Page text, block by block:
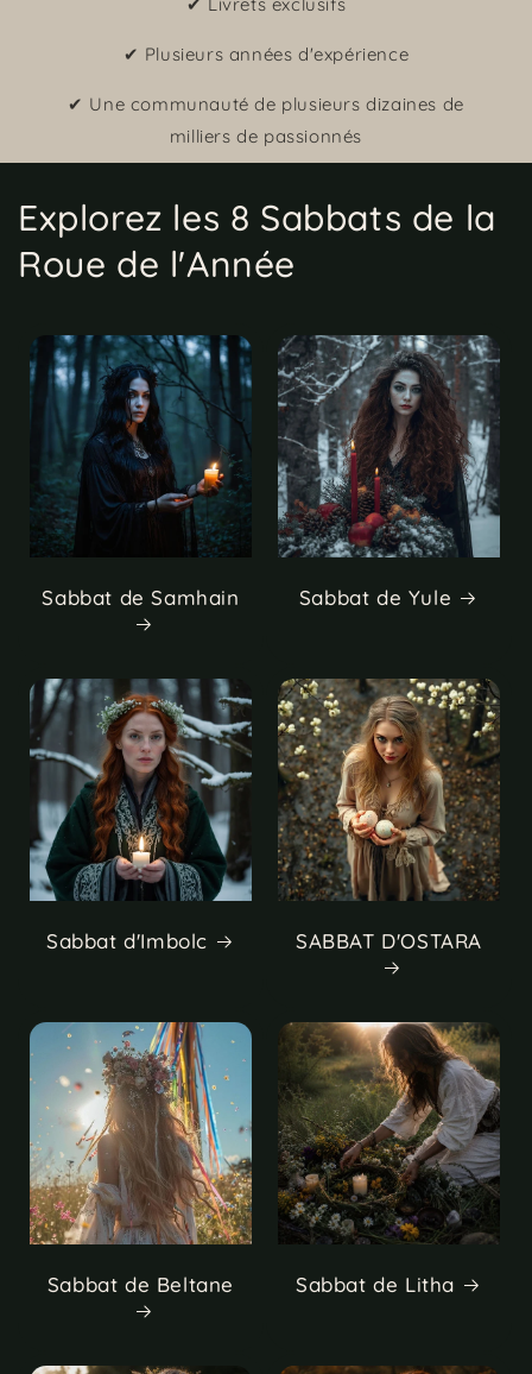
✔ Plusieurs années d'expérience
✔ Une communauté de plusieurs dizaines de
milliers de passionnés
Explorez les 8 Sabbats de la
Roue de l'Année
Sabbat de Samhain Sabbat de Yule
Sabbat d'Imbolc SABBAT D'OSTARA
Sabbat de Beltane Sabbat de Litha